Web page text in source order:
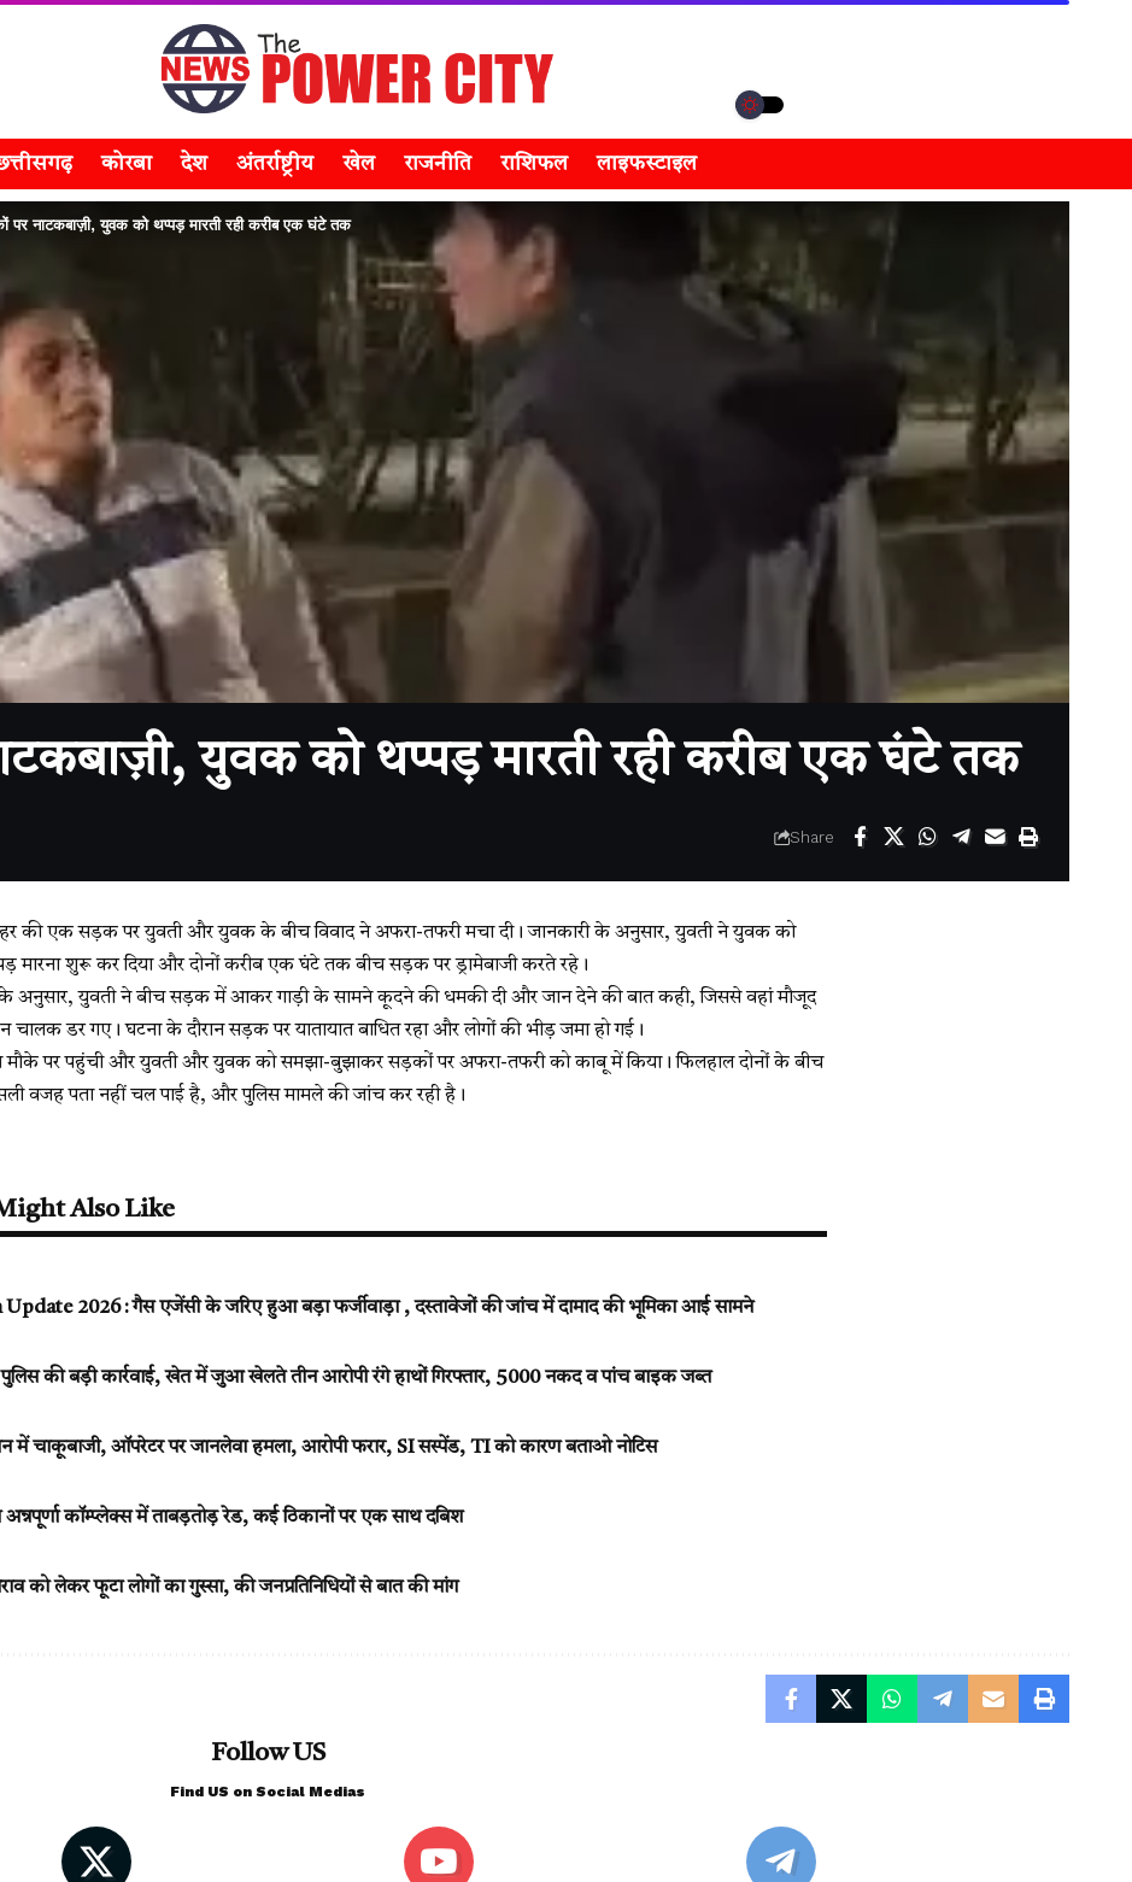
कोरबा देश अंतर्राष्ट्रीय खेल राजनीति राशिफल लाइफस्टाइल
पर नाटकबाज़ी, युवक को थप्पड़ मारती रही करीब एक घंटे तक
युवक को थप्पड़ मारती रही करीब एक घंटे तक
Share
की एक सड़क पर युवती और युवक के बीच विवाद ने अफरा-तफरी मचा दी। जानकारी के अनुसार, युवती ने युवक को
मारना शुरू कर दिया और दोनों करीब एक घंटे तक बीच सड़क पर ड्रामेबाजी करते रहे।
के अनुसार, युवती ने बीच सड़क में आकर गाड़ी के सामने कूदने की धमकी दी और जान देने की बात कही, जिससे वहां मौजूद
चालक डर गए। घटना के दौरान सड़क पर यातायात बाधित रहा और लोगों की भीड़ जमा हो गई।
मौके पर पहुंची और युवती और युवक को समझा-बुझाकर सड़कों पर अफरा-तफरी को काबू में किया। फिलहाल दोनों के बीच
वजह पता नहीं चल पाई है, और पुलिस मामले की जांच कर रही है।
Also Like
2026 : गैस एजेंसी के जरिए हुआ बड़ा फर्जीवाड़ा , दस्तावेजों की जांच में दामाद की भूमिका आई सामने
पुलिस की बड़ी कार्रवाई, खेत में जुआ खेलते तीन आरोपी रंगे हाथों गिरफ्तार, ₹5000 नकद व पांच बाइक जब्त
में चाकूबाजी, ऑपरेटर पर जानलेवा हमला, आरोपी फरार, SI सस्पेंड, TI को कारण बताओ नोटिस
अन्नपूर्णा कॉम्प्लेक्स में ताबड़तोड़ रेड, कई ठिकानों पर एक साथ दबिश
को लेकर फूटा लोगों का गुस्सा, की जनप्रतिनिधियों से बात की मांग
Follow US
Find US on Social Medias